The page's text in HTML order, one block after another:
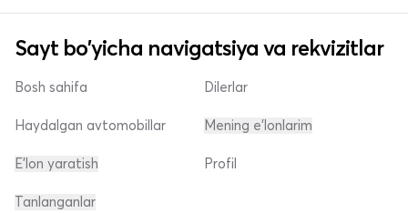
Sayt bo'yicha navigatsiya va rekvizitlar
Bosh sahifa
Haydalgan avtomobillar
E'lon yaratish
Dilerlar
Mening e'lonlarim
Profil
Tanlanganlar